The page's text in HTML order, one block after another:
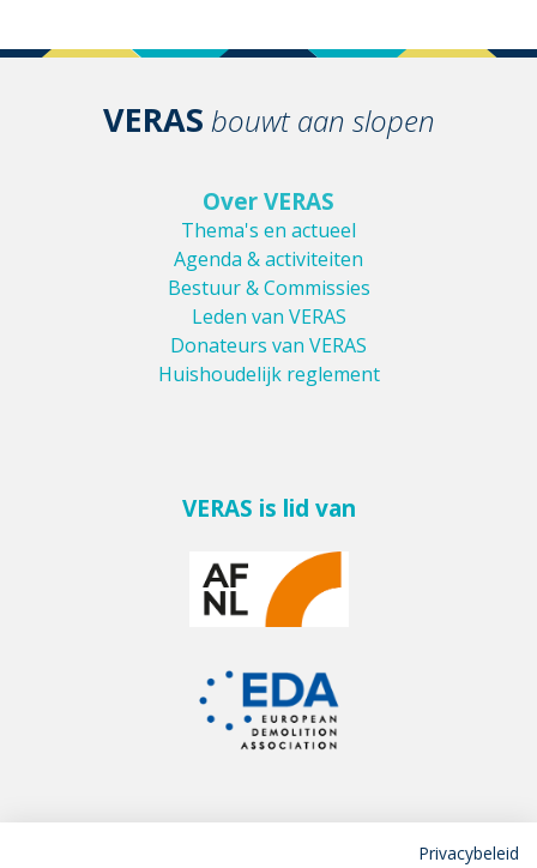
VERAS bouwt aan slopen
Over VERAS
Thema's en actueel
Agenda & activiteiten
Bestuur & Commissies
Leden van VERAS
Donateurs van VERAS
Huishoudelijk reglement
VERAS is lid van
Privacybeleid